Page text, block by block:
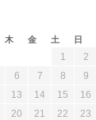
木 金 土 日
1
2
6 7 8
9
13 14 15
16
20 21 22
23